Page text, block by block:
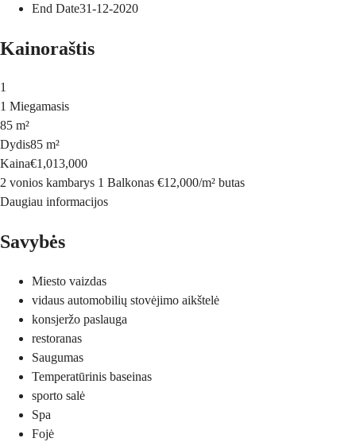
End Date31-12-2020
Kainoraštis
1
1 Miegamasis
85 m²
Dydis85 m²
Kaina€1,013,000
2 vonios kambarys 1 Balkonas €12,000/m² butas
Daugiau informacijos
Savybės
Miesto vaizdas
vidaus automobilių stovėjimo aikštelė
konsjeržo paslauga
restoranas
Saugumas
Temperatūrinis baseinas
sporto salė
Spa
Fojė